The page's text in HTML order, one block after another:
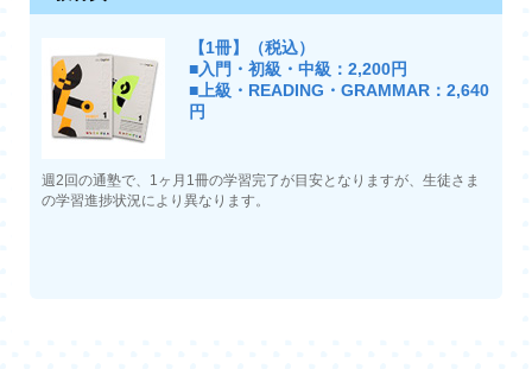
【1冊】（税込）
■入門・初級・中級：2,200円
■上級・READING・GRAMMAR：2,640
円
週2回の通塾で、1ヶ月1冊の学習完了が目安となりますが、生徒さま
の学習進捗状況により異なります。